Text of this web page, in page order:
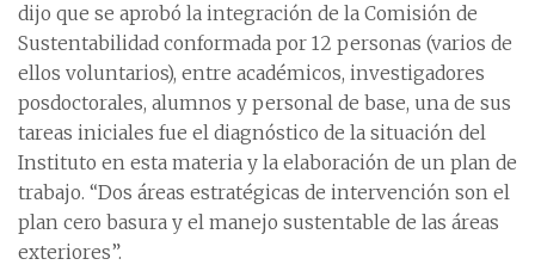
dijo que se aprobó la integración de la Comisión de
Sustentabilidad conformada por 12 personas (varios de
ellos voluntarios), entre académicos, investigadores
posdoctorales, alumnos y personal de base, una de sus
tareas iniciales fue el diagnóstico de la situación del
Instituto en esta materia y la elaboración de un plan de
trabajo. “Dos áreas estratégicas de intervención son el
plan cero basura y el manejo sustentable de las áreas
exteriores”.